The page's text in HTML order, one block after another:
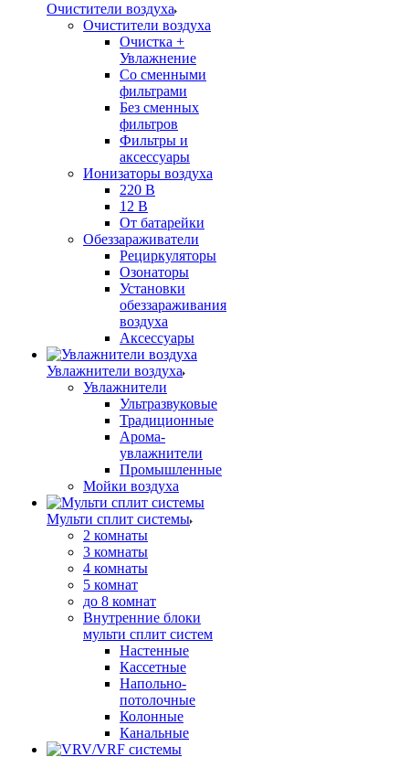
Очистители воздуха
Очистители воздуха
Очистка +
Увлажнение
Cо сменными
фильтрами
Без сменных
фильтров
Фильтры и
аксессуары
Ионизаторы воздуха
220 В
12 В
От батарейки
Обеззараживатели
Рециркуляторы
Озонаторы
Установки
обеззараживания
воздуха
Аксессуары
Увлажнители воздуха
Увлажнители
Ультразвуковые
Традиционные
Арома-
увлажнители
Промышленные
Мойки воздуха
Мульти сплит системы
2 комнаты
3 комнаты
4 комнаты
5 комнат
до 8 комнат
Внутренние блоки
мульти сплит систем
Настенные
Кассетные
Напольно-
потолочные
Колонные
Канальные